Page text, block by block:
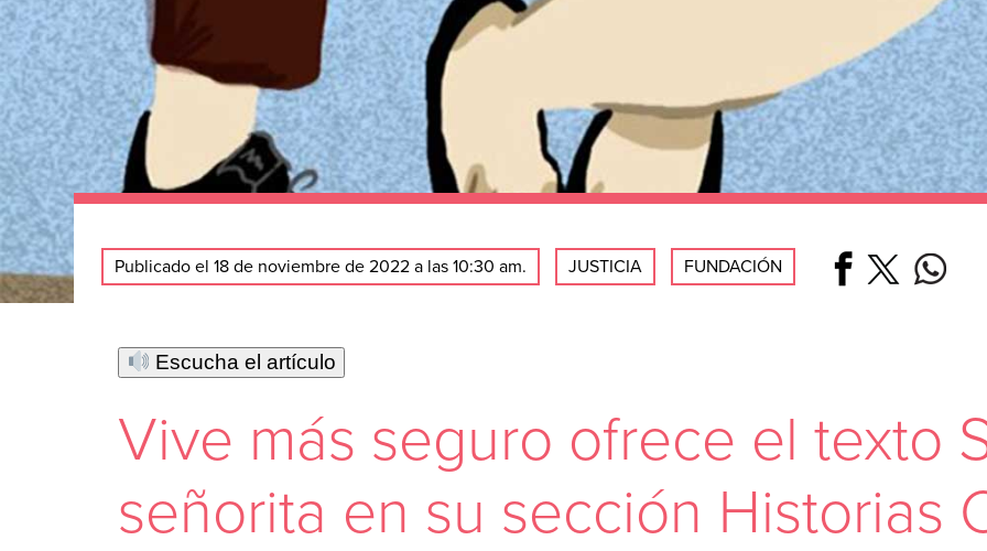
Publicado el 18 de noviembre de 2022 a las 10:30 am. JUSTICIA FUNDACIÓN
Escucha el artículo
Vive más seguro ofrece el texto
señorita en su sección Historias